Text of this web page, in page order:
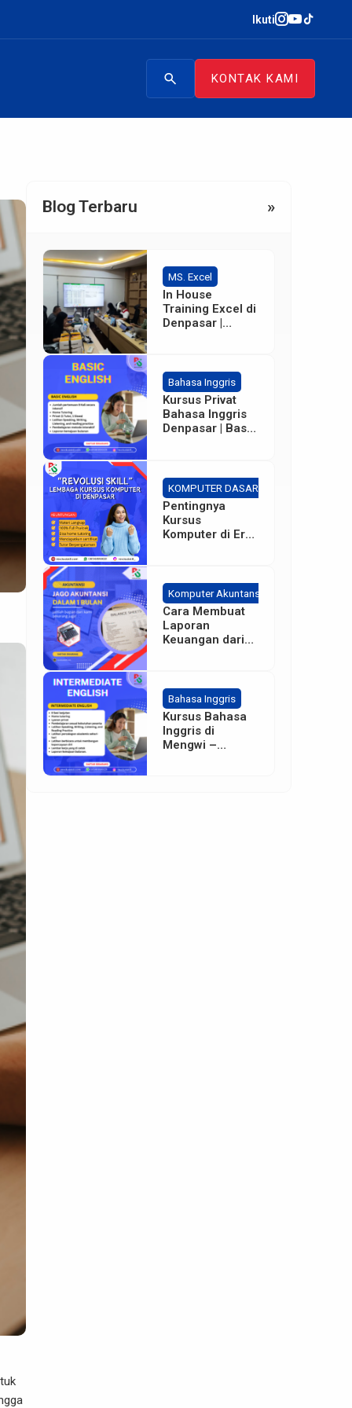
Ikuti
search KONTAK KAMI
Blog Terbaru »
MS. Excel
In House
Training Excel di
Denpasar |
Bahasa Inggris
Kursus Privat
Bahasa Inggris
Denpasar | Basic
KOMPUTER DASAR
Pentingnya
Kursus
Komputer di Era
Komputer Akuntansi
Cara Membuat
Laporan
Keuangan dari
Bahasa Inggris
Kursus Bahasa
Inggris di
Mengwi –